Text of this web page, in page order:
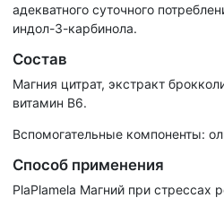
адекватного суточного
индол-3-карбинола.
Состав
Магния цитрат, экстракт
витамин В6.
Вспомогательные компоненты:
Способ применения
PlaPlamela Магний при стрессах